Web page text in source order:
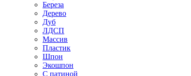
Береза
Дерево
Дуб
ЛДСП
Массив
Пластик
Шпон
Экошпон
С патиной